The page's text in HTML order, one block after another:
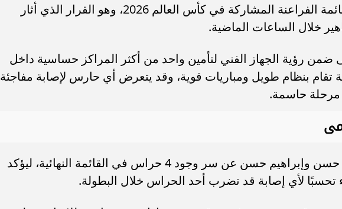
ضم 4 حراس مرمى إلى قائمة الفراعنة المشاركة في كأس العالم 2026، وهو القرار الذي أثار
خلال الساعات الماضية.
حراس مرمى ضمن رؤية الجهاز الفني لتأمين واحد من أكثر المراكز حساسية داخل
تقام بنظام طويل ومباريات قوية، وقد يتعرض أي حارس لإصابة مفاجئة
حاسمة.
قال شبانة إنه سأل حسام حسن وإبراهيم حسن عن سر وجود 4 حراس في القائمة النهائية، ليؤكد
تحسبًا لأي إصابة قد تضرب أحد الحراس خلال البطولة.